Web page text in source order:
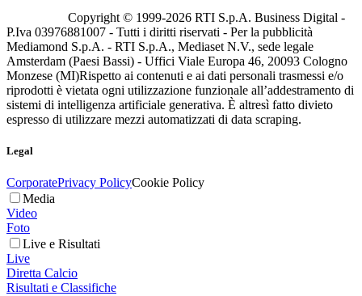
Copyright © 1999-2026 RTI S.p.A. Business Digital -
P.Iva 03976881007 - Tutti i diritti riservati - Per la pubblicità
Mediamond S.p.A. - RTI S.p.A., Mediaset N.V., sede legale
Amsterdam (Paesi Bassi) - Uffici Viale Europa 46, 20093 Cologno
Monzese (MI)Rispetto ai contenuti e ai dati personali trasmessi e/o
riprodotti è vietata ogni utilizzazione funzionale all’addestramento di
sistemi di intelligenza artificiale generativa. È altresì fatto divieto
espresso di utilizzare mezzi automatizzati di data scraping.
Legal
CorporatePrivacy PolicyCookie Policy
Media
Video
Foto
Live e Risultati
Live
Diretta Calcio
Risultati e Classifiche